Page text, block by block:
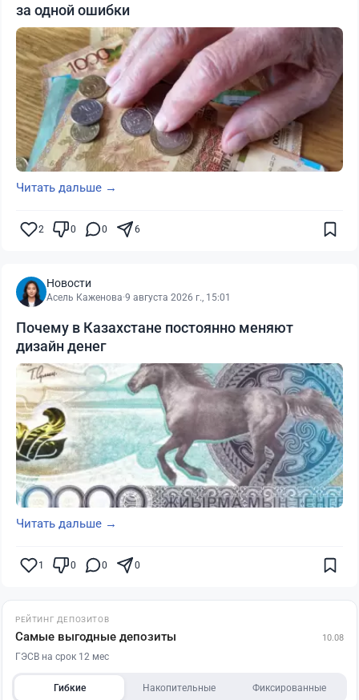
за одной ошибки
Читать дальше →
2 0 0 6
Новости
Асель Каженова·9 августа 2026 г., 15:01
Почему в Казахстане постоянно меняют
дизайн денег
Читать дальше →
1 0 0 0
РЕЙТИНГ ДЕПОЗИТОВ
Самые выгодные депозиты 10.08
ГЭСВ на срок 12 мес
Гибкие Накопительные Фиксированные